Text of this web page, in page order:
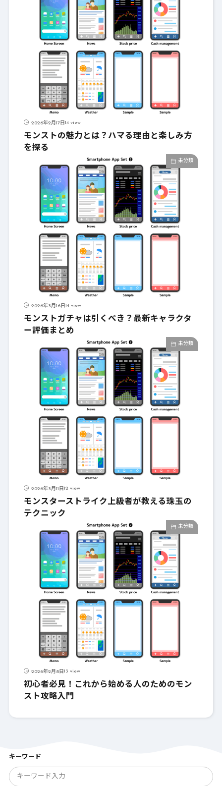
2026年2月17日14 view
モンストの魅力とは？ハマる理由と楽しみ方
を探る
未分類
2026年3月16日14 view
モンストガチャは引くべき？最新キャラクタ
ー評価まとめ
未分類
2026年3月11日12 view
モンスターストライク上級者が教える珠玉の
テクニック
未分類
2026年2月8日13 view
初心者必見！これから始める人のためのモン
スト攻略入門
キーワード